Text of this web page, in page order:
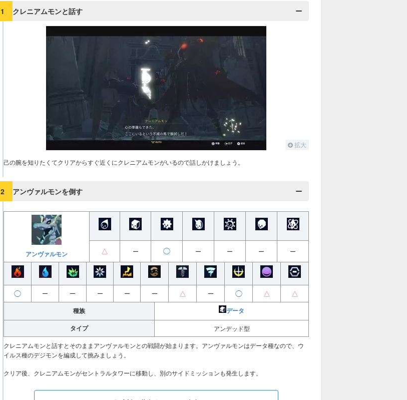
1 クレニアムモンと話す
拡大
己の腕を知りたくてクリアからすぐ近くにクレニアムモンがいるので話しかけましょう。
2 アンヴァルモンを倒す
アンヴァルモン △ ー ◯ ー ー ー ー
◯ ー ー ー ー ー △ ー ◯ △ △
種族 データ
タイプ アンデッド型
クレニアムモンと話すとそのままアンヴァルモンとの戦闘が始まります。アンヴァルモンはデータ種なので、ウ
イルス種のデジモンを編成して挑みましょう。
クリア後、クレニアムモンがセントラルタワーに移動し、別のサイドミッションも発生します。